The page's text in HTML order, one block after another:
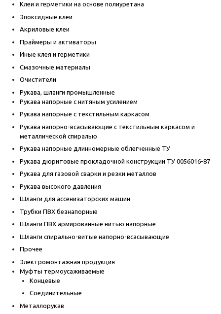
Клеи и герметики на основе полиуретана
Эпоксидные клеи
Акриловые клеи
Праймеры и активаторы
Иные клея и герметики
Смазочные материалы
Очистители
Рукава, шланги промышленные
Рукава напорные с нитяным усилением
Рукава напорные с текстильным каркасом
Рукава напорно-всасывающие с текстильным каркасом и
металлической спиралью
Рукава напорные длинномерные облегченные ТУ
Рукава дюритовые прокладочной конструкции ТУ 0056016-87
Рукава для газовой сварки и резки металлов
Рукава высокого давления
Шланги для ассенизаторских машин
Трубки ПВХ безнапорные
Шланги ПВХ армированные нитью напорные
Шланги спирально-витые напорно-всасывающие
Прочее
Электромонтажная продукция
Муфты термоусаживаемые
Концевые
Соединительные
Металлорукав